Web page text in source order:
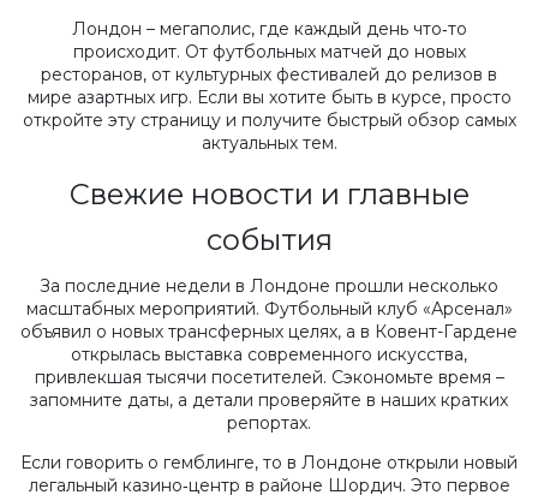
Лондон – мегаполис, где каждый день что‑то
происходит. От футбольных матчей до новых
ресторанов, от культурных фестивалей до релизов в
мире азартных игр. Если вы хотите быть в курсе, просто
откройте эту страницу и получите быстрый обзор самых
актуальных тем.
Свежие новости и главные
события
За последние недели в Лондоне прошли несколько
масштабных мероприятий. Футбольный клуб «Арсенал»
объявил о новых трансферных целях, а в Ковент-Гардене
открылась выставка современного искусства,
привлекшая тысячи посетителей. Сэкономьте время –
запомните даты, а детали проверяйте в наших кратких
репортах.
Если говорить о гемблинге, то в Лондоне открыли новый
легальный казино‑центр в районе Шордич. Это первое